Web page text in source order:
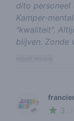
dito personeel
Kamper-
"kwaliteit".
blijven. Zonde
🌱 3